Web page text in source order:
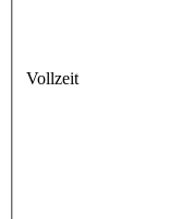
Vollzeit